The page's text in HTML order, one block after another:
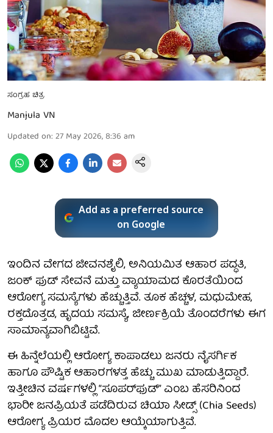
ಸಂಗ್ರಹ ಚಿತ್ರ
Manjula VN
Updated on: 27 May 2026, 8:36 am
Add as a preferred source
on Google
ಇಂದಿನ ವೇಗದ ಜೀವನಶೈಲಿ, ಅನಿಯಮಿತ ಆಹಾರ ಪದ್ಧತಿ,
ಜಂಕ್ ಫುಡ್ ಸೇವನೆ ಮತ್ತು ವ್ಯಾಯಾಮದ ಕೊರತೆಯಿಂದ
ಆರೋಗ್ಯ ಸಮಸ್ಯೆಗಳು ಹೆಚ್ಚುತ್ತಿವೆ. ತೂಕ ಹೆಚ್ಚಳ, ಮಧುಮೇಹ,
ರಕ್ತದೊತ್ತಡ, ಹೃದಯ ಸಮಸ್ಯೆ, ಜೀರ್ಣಕ್ರಿಯೆ ತೊಂದರೆಗಳು ಈಗ
ಸಾಮಾನ್ಯವಾಗಿಬಿಟ್ಟಿವೆ.
ಈ ಹಿನ್ನೆಲೆಯಲ್ಲಿ ಆರೋಗ್ಯ ಕಾಪಾಡಲು ಜನರು ನೈಸರ್ಗಿಕ
ಹಾಗೂ ಪೌಷ್ಟಿಕ ಆಹಾರಗಳತ್ತ ಹೆಚ್ಚು ಮುಖ ಮಾಡುತ್ತಿದ್ದಾರೆ.
ಇತ್ತೀಚಿನ ವರ್ಷಗಳಲ್ಲಿ “ಸೂಪರ್‌ಫುಡ್” ಎಂಬ ಹೆಸರಿನಿಂದ
ಭಾರೀ ಜನಪ್ರಿಯತೆ ಪಡೆದಿರುವ ಚಿಯಾ ಸೀಡ್ಸ್ (Chia Seeds)
ಆರೋಗ್ಯ ಪ್ರಿಯರ ಮೊದಲ ಆಯ್ಕೆಯಾಗುತ್ತಿವೆ.